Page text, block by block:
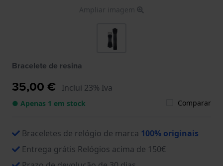
Ampliar imagem
Bracelete de resina
35,00 € Inclui 23% Iva
● Apenas 1 em stock Comparar
Braceletes de relógio de marca 100% originais
Entrega grátis Relógios acima de 150€